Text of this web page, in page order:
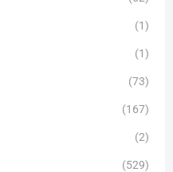
(1)
(1)
(73)
(167)
(2)
(529)